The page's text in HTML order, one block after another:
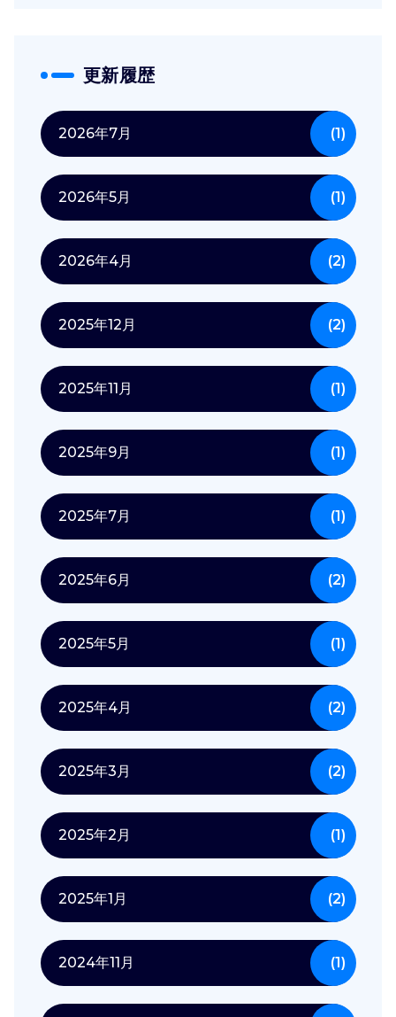
更新履歴
2026年7月 (1)
2026年5月 (1)
2026年4月 (2)
2025年12月 (2)
2025年11月 (1)
2025年9月 (1)
2025年7月 (1)
2025年6月 (2)
2025年5月 (1)
2025年4月 (2)
2025年3月 (2)
2025年2月 (1)
2025年1月 (2)
2024年11月 (1)